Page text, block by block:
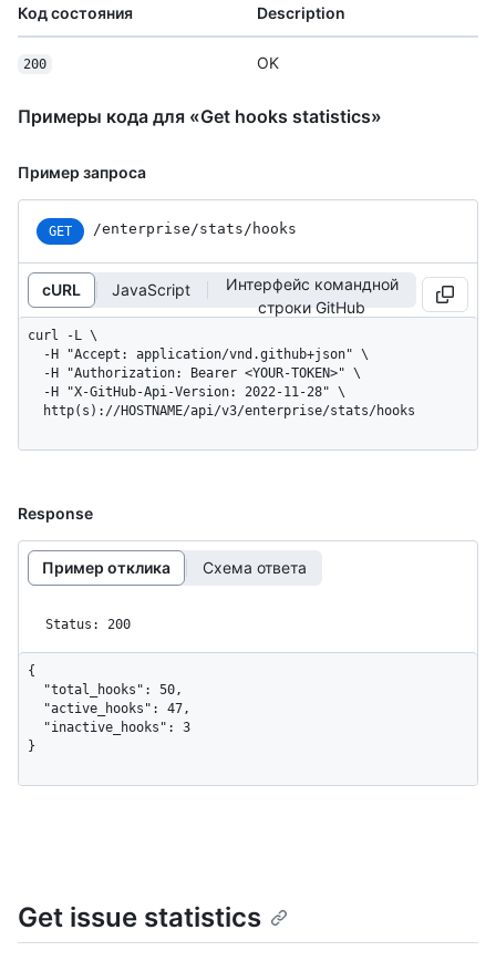
Код состояния Description
200 OK
Примеры кода для «Get hooks statistics»
Пример запроса
GET /enterprise/stats/hooks
cURL JavaScript
Интерфейс командной
строки GitHub
curl -L \
  http(s)://HOSTNAME/api/v3/enterprise/stats/hooks
Response
Пример отклика Схема ответа
Status: 200
{
}
Get issue statistics